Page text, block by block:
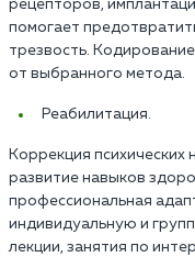
рецепторов,
помогает
трезвость.
от выбранного метода.
Реабилитация.
Коррекция психических
развитие навыков
профессиональная
индивидуальную и
лекции, занятия по